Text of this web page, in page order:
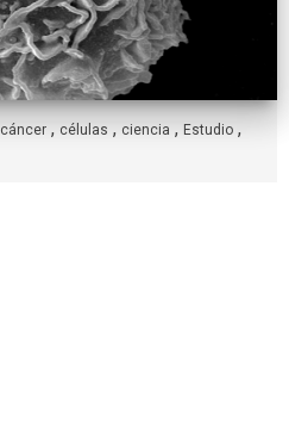
Etiquetas:
cáncer , células , ciencia , Estudio ,